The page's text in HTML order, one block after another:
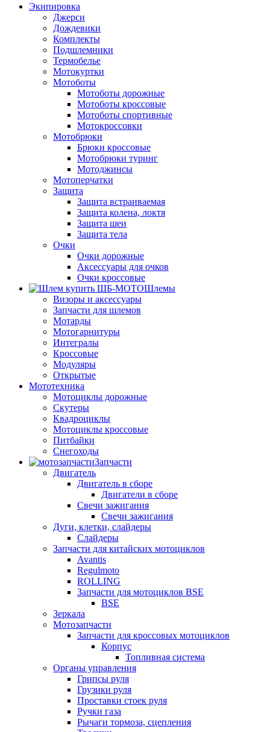
Экипировка
Джерси
Дождевики
Комплекты
Подшлемники
Термобелье
Мотокуртки
Мотоботы
Мотоботы дорожные
Мотоботы кроссовые
Мотоботы спортивные
Мотокроссовки
Мотобрюки
Брюки кроссовые
Мотобрюки туринг
Мотоджинсы
Мотоперчатки
Защита
Защита встраиваемая
Защита колена, локтя
Защита шеи
Защита тела
Очки
Очки дорожные
Аксессуары для очков
Очки кроссовые
Шлемы
Визоры и аксессуары
Запчасти для шлемов
Мотарды
Мотогарнитуры
Интегралы
Кроссовые
Модуляры
Открытые
Мототехника
Мотоциклы дорожные
Скутеры
Квадроциклы
Мотоциклы кроссовые
Питбайки
Снегоходы
Запчасти
Двигатель
Двигатель в сборе
Двигатели в сборе
Свечи зажигания
Свечи зажигания
Дуги, клетки, слайдеры
Слайдеры
Запчасти для китайских мотоциклов
Avantis
Regulmoto
ROLLING
Запчасти для мотоциклов BSE
BSE
Зеркала
Мотозапчасти
Запчасти для кроссовых мотоциклов
Корпус
Топливная система
Органы управления
Грипсы руля
Грузики руля
Проставки стоек руля
Ручки газа
Рычаги тормоза, сцепления